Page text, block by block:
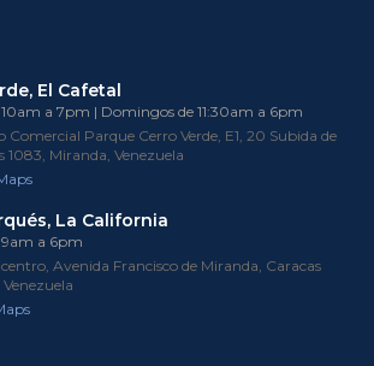
El Cafetal
10am a 7pm | Domingos de 11:30am a 6pm
Comercial Parque Cerro Verde, E1, 20 Subida de
1083, Miranda, Venezuela
La California
9am a 6pm
Avenida Francisco de Miranda, Caracas